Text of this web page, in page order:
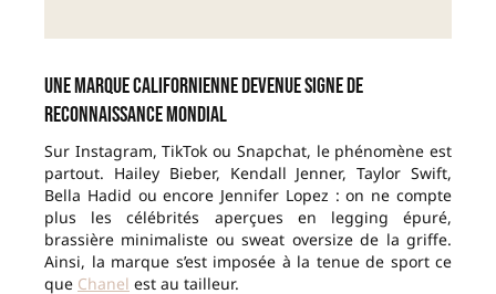
Une marque californienne devenue signe de
reconnaissance mondial
Sur Instagram, TikTok ou Snapchat, le phénomène est
partout. Hailey Bieber, Kendall Jenner, Taylor Swift,
Bella Hadid ou encore Jennifer Lopez : on ne compte
plus les célébrités aperçues en legging épuré,
brassière minimaliste ou sweat oversize de la griffe.
Ainsi, la marque s’est imposée à la tenue de sport ce
que Chanel est au tailleur.